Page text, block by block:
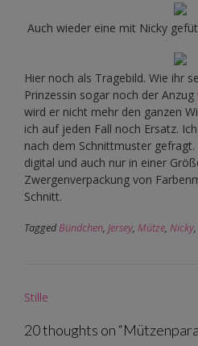
Auch wieder eine mit Nicky
Hier noch als Tragebild. Wie ihr
Prinzessin sogar noch der Anzug
wird er nicht mehr den ganzen
ich auf jeden Fall noch Ersatz.
nach dem Schnittmuster
digital und auch nur in einer
Zwergenverpackung von
Schnitt.
TaggedBündchen, Jersey, Mütze, Nicky,
Post
Stille
20 thoughts on “